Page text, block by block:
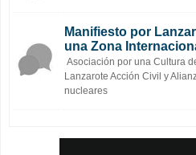
Manifiesto por
una Zona
Asociación por una Cultura
Lanzarote Acción Civil y
nucleares